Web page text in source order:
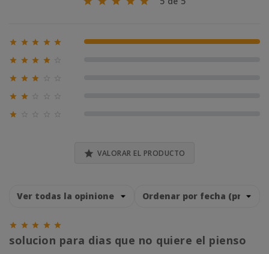
     100% (1)
   
  
 

 VALORAR EL PRODUCTO
    
solucion para dias que no quiere el pienso